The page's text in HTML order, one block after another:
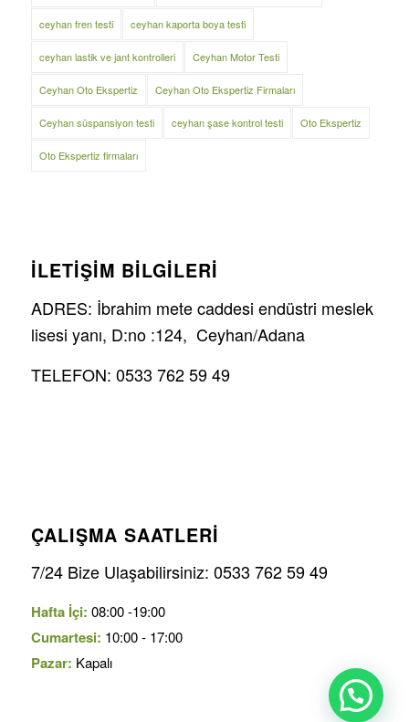
ceyhan fren testi ceyhan kaporta boya testi
ceyhan lastik ve jant kontrolleri Ceyhan Motor Testi
Ceyhan Oto Ekspertiz Ceyhan Oto Ekspertiz Firmaları
Ceyhan süspansiyon testi ceyhan şase kontrol testi Oto Ekspertiz
Oto Ekspertiz firmaları
İLETİŞİM BİLGİLERİ
ADRES: İbrahim mete caddesi endüstri meslek
lisesi yanı, D:no :124, Ceyhan/Adana
TELEFON: 0533 762 59 49
ÇALIŞMA SAATLERI
7/24 Bize Ulaşabilirsiniz: 0533 762 59 49
Hafta İçi: 08:00 -19:00
Cumartesi: 10:00 - 17:00
Pazar: Kapalı